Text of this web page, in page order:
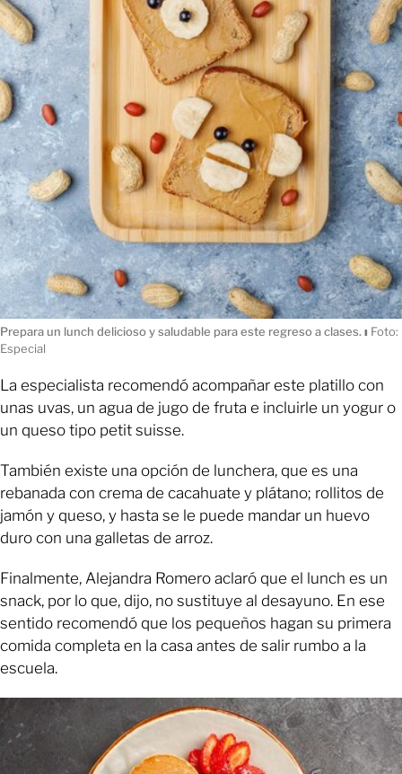
Prepara un lunch delicioso y saludable para este regreso a clases.ı Foto:
Especial
La especialista recomendó acompañar este platillo con
unas uvas, un agua de jugo de fruta e incluirle un yogur o
un queso tipo petit suisse.
También existe una opción de lunchera, que es una
rebanada con crema de cacahuate y plátano; rollitos de
jamón y queso, y hasta se le puede mandar un huevo
duro con una galletas de arroz.
Finalmente, Alejandra Romero aclaró que el lunch es un
snack, por lo que, dijo, no sustituye al desayuno. En ese
sentido recomendó que los pequeños hagan su primera
comida completa en la casa antes de salir rumbo a la
escuela.